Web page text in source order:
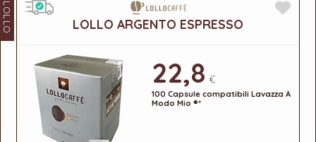
LOLLO LOLLO ARGENTO ESPRESSO
22,8 €
100 Capsule compatibili Lavazza A
Modo Mio ®*